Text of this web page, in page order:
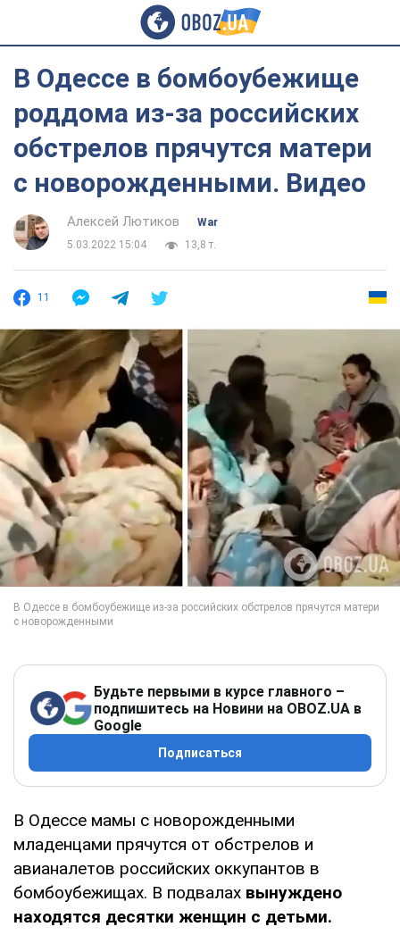
В Одессе в бомбоубежище
роддома из-за российских
обстрелов прячутся матери
с новорожденными. Видео
Алексей Лютиков
War
5.03.2022 15:04
13,8 т.
11
Будьте первыми в курсе главного –
подпишитесь на Новини на OBOZ.UA в
Google
Подписаться
В Одессе мамы с новорожденными
младенцами прячутся от обстрелов и
авианалетов российских оккупантов в
бомбоубежищах. В подвалах вынуждено
находятся десятки женщин с детьми.